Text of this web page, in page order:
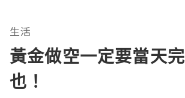
生活
黃金做空一定要當天
也！